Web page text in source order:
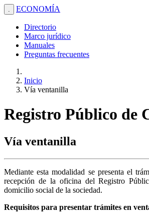
. ECONOMÍA
Directorio
Marco jurídico
Manuales
Preguntas frecuentes
Inicio
Vía ventanilla
Registro Público de
Vía ventanilla
Mediante esta modalidad se presenta el
recepción de la oficina del Registro
domicilio social de la sociedad.
Requisitos para presentar trámites en